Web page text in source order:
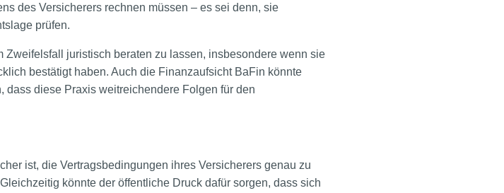
des Versicherers rechnen müssen – es sei denn, sie
prüfen.
Zweifelsfall juristisch beraten zu lassen, insbesondere wenn sie
bestätigt haben. Auch die Finanzaufsicht BaFin könnte
diese Praxis weitreichendere Folgen für den
ist, die Vertragsbedingungen ihres Versicherers genau zu
könnte der öffentliche Druck dafür sorgen, dass sich